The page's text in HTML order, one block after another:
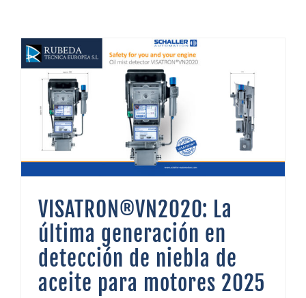
VISATRON®VN2020: La
última generación en
detección de niebla de
aceite para motores 2025